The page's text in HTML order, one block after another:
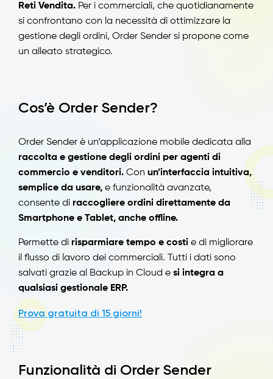
Reti Vendita. Per i commerciali, che quotidianamente
si confrontano con la necessità di ottimizzare la
gestione degli ordini, Order Sender si propone come
un alleato strategico.
Cos’è Order Sender?
Order Sender è un’applicazione mobile dedicata alla
raccolta e gestione degli ordini per agenti di
commercio e venditori. Con un’interfaccia intuitiva,
semplice da usare, e funzionalità avanzate,
consente di raccogliere ordini direttamente da
Smartphone e Tablet, anche offline.
Permette di risparmiare tempo e costi e di migliorare
il flusso di lavoro dei commerciali. Tutti i dati sono
salvati grazie al Backup in Cloud e si integra a
qualsiasi gestionale ERP.
Prova gratuita di 15 giorni!
Funzionalità di Order Sender